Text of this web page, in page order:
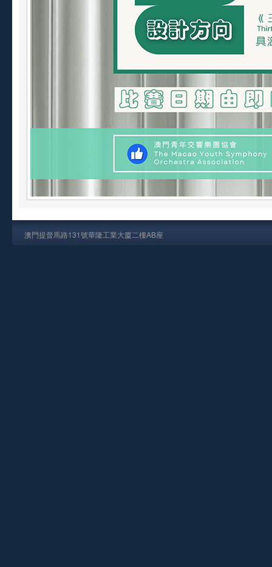
澳門提督馬路131號華隆工業大廈二樓AB座